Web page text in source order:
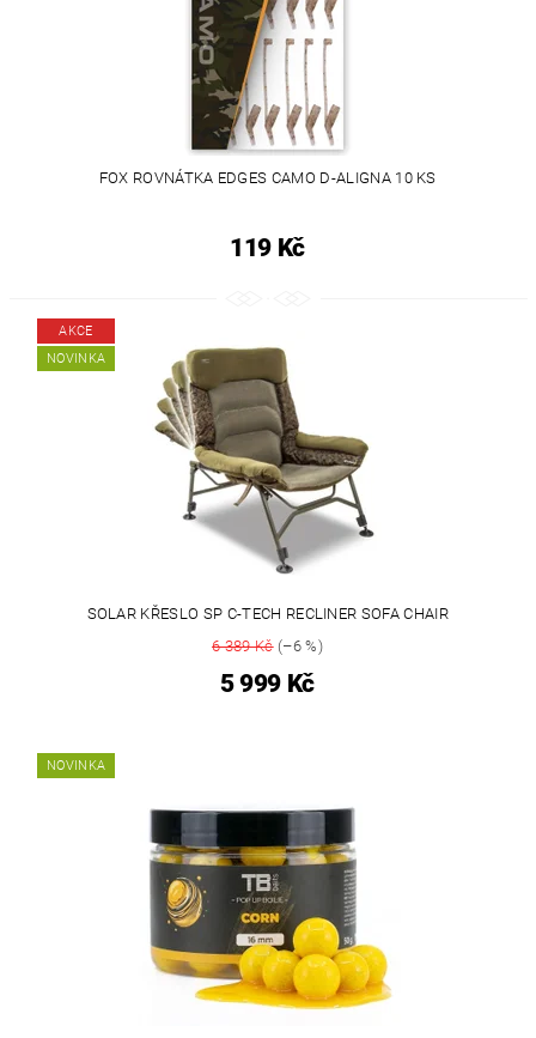
FOX ROVNÁTKA EDGES CAMO D-ALIGNA 10 KS
119 Kč
AKCE
NOVINKA
SOLAR KŘESLO SP C-TECH RECLINER SOFA CHAIR
6 389 Kč(–6 %)
5 999 Kč
NOVINKA